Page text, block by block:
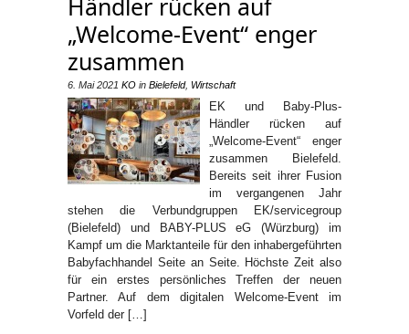
„Welcome-Event“ enger
zusammen
6. Mai 2021 KO in Bielefeld, Wirtschaft
EK und Baby-Plus-
Händler rücken auf
„Welcome-Event“ enger
zusammen Bielefeld.
Bereits seit ihrer Fusion
im vergangenen Jahr
stehen die Verbundgruppen EK/servicegroup
(Bielefeld) und BABY-PLUS eG (Würzburg) im
Kampf um die Marktanteile für den inhabergeführten
Babyfachhandel Seite an Seite. Höchste Zeit also
für ein erstes persönliches Treffen der neuen
Partner. Auf dem digitalen Welcome-Event im
Vorfeld der […]